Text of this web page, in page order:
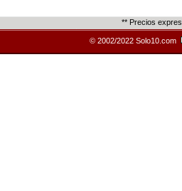
** Precios
© 2002/2022 Solo10.com